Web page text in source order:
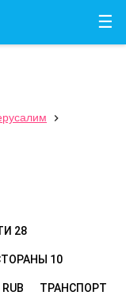
☰

28
10
ТРАНСПОРТ